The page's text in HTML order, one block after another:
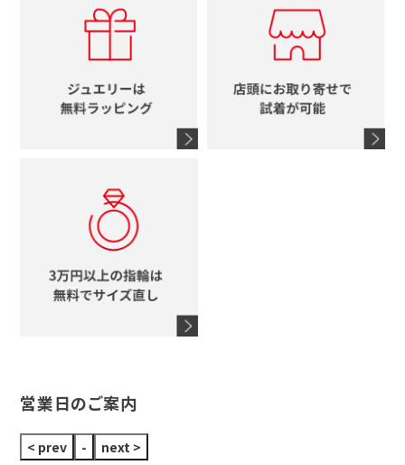
ブルガリ
グッチ
スタージュエリー
ウノアエレ
コーチ
ブランドアイテムをすべて見る
時計をすべて見る
ルイヴィトン
エルメス
シャネル
タグホイヤー
イニシャル
営業日のご案内